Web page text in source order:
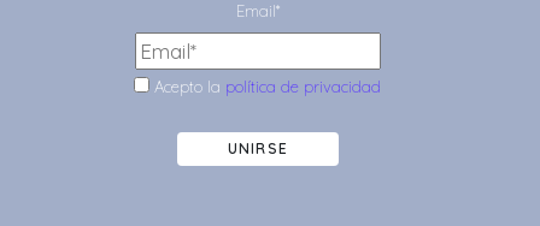
Email*
Acepto la política de privacidad
UNIRSE